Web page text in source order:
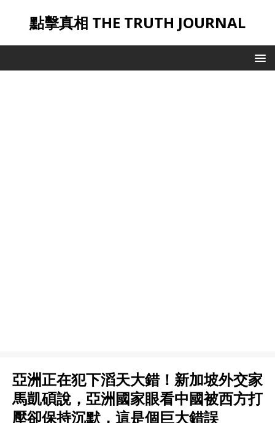
點擊真相 THE TRUTH JOURNAL
亞洲正在犯下滔天大錯！新加坡外交家
馬凱碩說，亞洲國家眼看中國被西方打
壓卻保持沉默，這是個巨大錯誤